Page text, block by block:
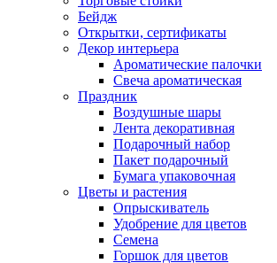
Бейдж
Открытки, сертификаты
Декор интерьера
Ароматические палочки
Свеча ароматическая
Праздник
Воздушные шары
Лента декоративная
Подарочный набор
Пакет подарочный
Бумага упаковочная
Цветы и растения
Опрыскиватель
Удобрение для цветов
Семена
Горшок для цветов